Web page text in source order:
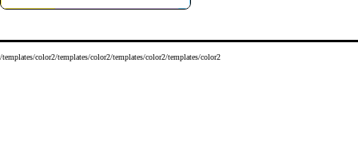
/templates/color2/templates/color2/templates/color2/templates/color2